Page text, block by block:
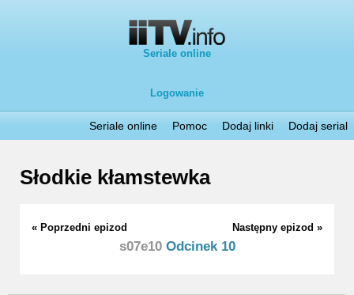
Seriale online
Logowanie
Seriale online Pomoc Dodaj linki Dodaj serial
Słodkie kłamstewka
« Poprzedni epizod Następny epizod »
s07e10Odcinek 10